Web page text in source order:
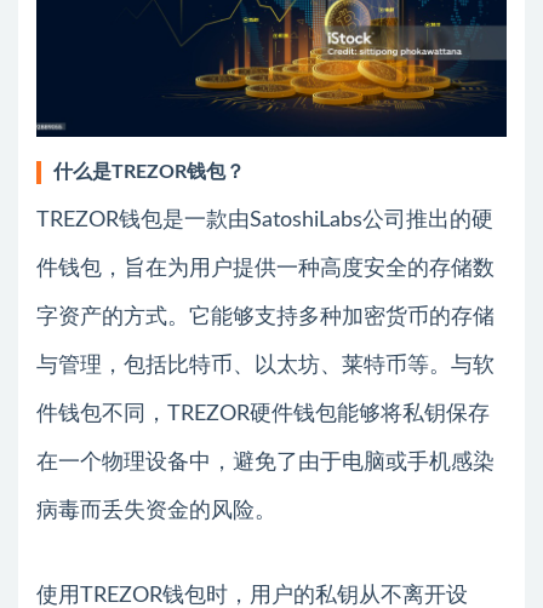
什么是TREZOR钱包？
TREZOR钱包是一款由SatoshiLabs公司推出的硬
件钱包，旨在为用户提供一种高度安全的存储数
字资产的方式。它能够支持多种加密货币的存储
与管理，包括比特币、以太坊、莱特币等。与软
件钱包不同，TREZOR硬件钱包能够将私钥保存
在一个物理设备中，避免了由于电脑或手机感染
病毒而丢失资金的风险。
使用TREZOR钱包时，用户的私钥从不离开设